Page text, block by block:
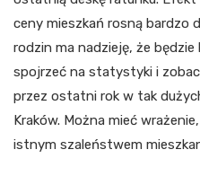
ceny mieszkań rosną bardzo
rodzin ma nadzieję, że
spojrzeć na statystyki i
przez ostatni rok w tak
Kraków. Można mieć
istnym szaleństwem